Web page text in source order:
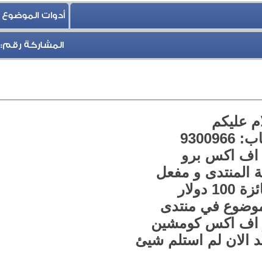
أدوات الموضوع
المشاركة رقم:
عليكم
اكس برو
المنتدى و مفعل
دولار
في منتدى
و اف اكس كومشين
الان لم استلم شيئ